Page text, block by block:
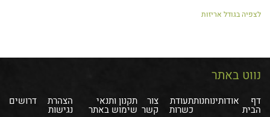
לצפיה בגודל אריזות
נווט באתר
דף
הבית
אודותינוחנותתעודת
כשרות
צור
קשר
תקנון ותנאי
שימוש באתר
הצהרת
נגישות
דרושים